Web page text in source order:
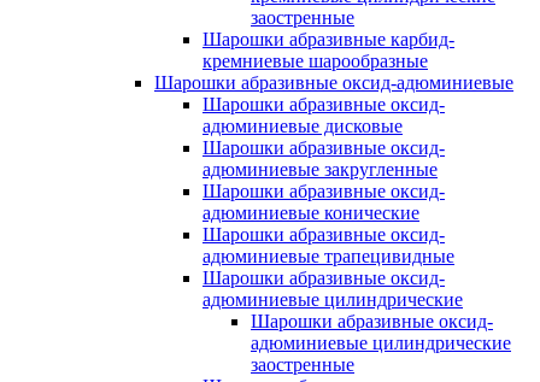
заостренные
Шарошки абразивные карбид-
кремниевые шарообразные
Шарошки абразивные оксид-адюминиевые
Шарошки абразивные оксид-
адюминиевые дисковые
Шарошки абразивные оксид-
адюминиевые закругленные
Шарошки абразивные оксид-
адюминиевые конические
Шарошки абразивные оксид-
адюминиевые трапецивидные
Шарошки абразивные оксид-
адюминиевые цилиндрические
Шарошки абразивные оксид-
адюминиевые цилиндрические
заостренные